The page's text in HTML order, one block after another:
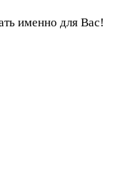
именно для Вас!